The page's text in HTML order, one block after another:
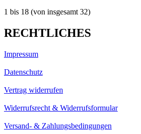
1 bis 18 (von insgesamt 32)
RECHTLICHES
Impressum
Datenschutz
Vertrag widerrufen
Widerrufsrecht & Widerrufsformular
Versand- & Zahlungsbedingungen